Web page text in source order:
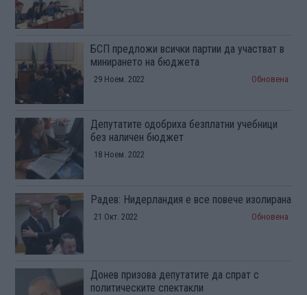
БСП предложи всички партии да участват в
минирането на бюджета
29 Ноем. 2022 Обновена
Депутатите одобриха безплатни учебници
без наличен бюджет
18 Ноем. 2022
Радев: Нидерландия е все повече изолирана
21 Окт. 2022 Обновена
Донев призова депутатите да спрат с
политическите спектакли